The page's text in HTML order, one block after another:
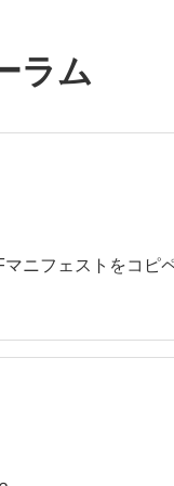
ラム
ニフェストをコピ